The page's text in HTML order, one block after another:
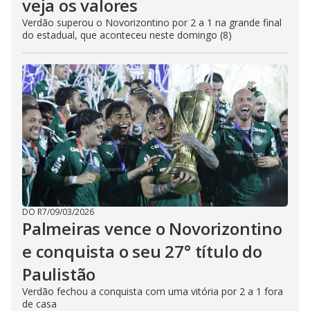
veja os valores
Verdão superou o Novorizontino por 2 a 1 na grande final
do estadual, que aconteceu neste domingo (8)
DO R7/09/03/2026
Palmeiras vence o Novorizontino
e conquista o seu 27° título do
Paulistão
Verdão fechou a conquista com uma vitória por 2 a 1 fora
de casa